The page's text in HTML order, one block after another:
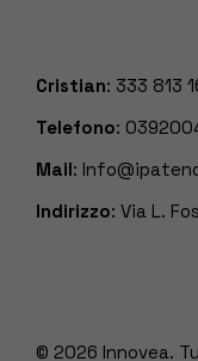
Cristian: 333 813
Telefono:
Mail:
Indirizzo: Via L.
© 2026 Innovea.